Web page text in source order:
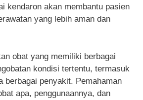
kendaron akan membantu pasien
yang lebih aman dan
obat yang memiliki berbagai
kondisi tertentu, termasuk
berbagai penyakit. Pemahaman
apa, penggunaannya, dan